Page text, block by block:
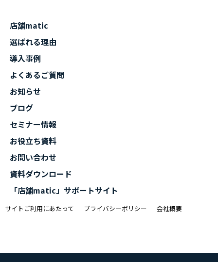
店舗matic
選ばれる理由
導入事例
よくあるご質問
お知らせ
ブログ
セミナー情報
お役立ち資料
お問い合わせ
資料ダウンロード
「店舗matic」サポートサイト
サイトご利用にあたって プライバシーポリシー 会社概要